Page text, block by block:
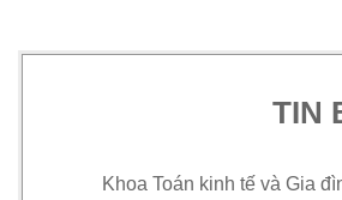
TIN
Khoa Toán kinh tế và Gia